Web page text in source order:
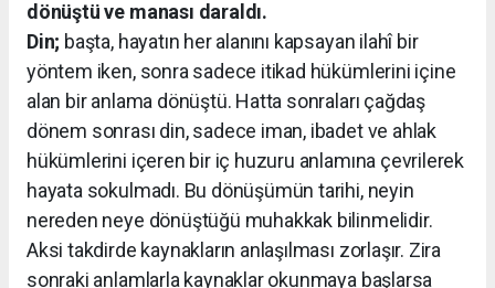
dönüştü ve manası daraldı.
Din; başta, hayatın her alanını kapsayan ilahî bir
yöntem iken, sonra sadece itikad hükümlerini içine
alan bir anlama dönüştü. Hatta sonraları çağdaş
dönem sonrası din, sadece iman, ibadet ve ahlak
hükümlerini içeren bir iç huzuru anlamına çevrilerek
hayata sokulmadı. Bu dönüşümün tarihi, neyin
nereden neye dönüştüğü muhakkak bilinmelidir.
Aksi takdirde kaynakların anlaşılması zorlaşır. Zira
sonraki anlamlarla kaynaklar okunmaya başlarsa